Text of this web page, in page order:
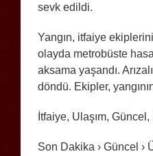
sevk edildi.
Yangın, itfaiye
olayda metrobüste
aksama yaşandı.
döndü. Ekipler,
İtfaiye, Ulaşım,
Son Dakika › Güncel ›